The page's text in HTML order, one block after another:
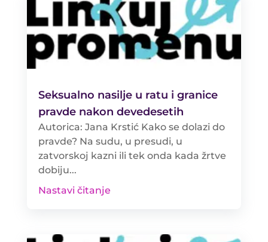
Seksualno nasilje u ratu i granice
pravde nakon devedesetih
Autorica: Jana Krstić Kako se dolazi do
pravde? Na sudu, u presudi, u
zatvorskoj kazni ili tek onda kada žrtve
dobiju...
Nastavi čitanje